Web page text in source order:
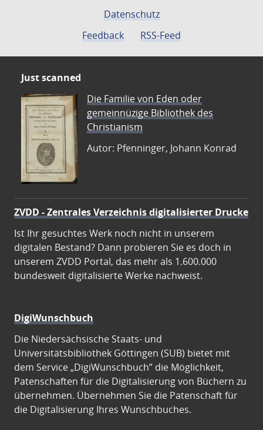
Datenschutz
Feedback
RSS-Feed
Just scanned
Die Familie von Eden oder
gemeinnüzige Bibliothek des
Christianism
Autor: Pfenninger, Johann Konrad
ZVDD - Zentrales Verzeichnis digitalisierter Drucke
Ist Ihr gesuchtes Werk noch nicht in unserem
digitalen Bestand? Dann probieren Sie es doch in
unserem ZVDD Portal, das mehr als 1.600.000
bundesweit digitalisierte Werke nachweist.
DigiWunschbuch
Die Niedersächsische Staats- und
Universitätsbibliothek Göttingen (SUB) bietet mit
dem Service „DigiWunschbuch” die Möglichkeit,
Patenschaften für die Digitalisierung von Büchern zu
übernehmen. Übernehmen Sie die Patenschaft für
die Digitalisierung Ihres Wunschbuches.